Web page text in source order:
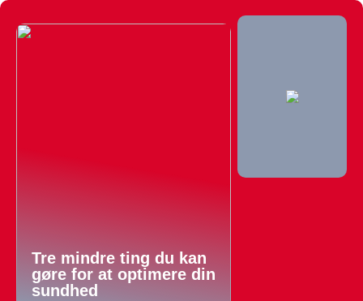
Tre mindre ting du kan
gøre for at optimere din
sundhed